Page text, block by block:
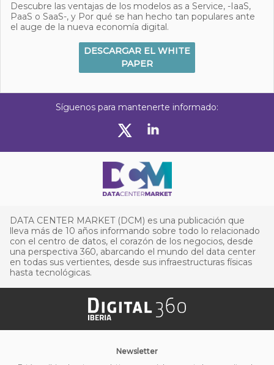
Descubre las ventajas de los modelos as a Service, -IaaS,
PaaS o SaaS-, y Por qué se han hecho tan populares ante
el auge de la nueva economía digital.
DESCARGAR EL WHITE
PAPER
Síguenos para mantenerte informado:
DATA CENTER MARKET (DCM) es una publicación que
lleva más de 10 años informando sobre todo lo relacionado
con el centro de datos, el corazón de los negocios, desde
una perspectiva 360, abarcando el mundo del data center
en todas sus vertientes, desde sus infraestructuras físicas
hasta tecnológicas.
Newsletter